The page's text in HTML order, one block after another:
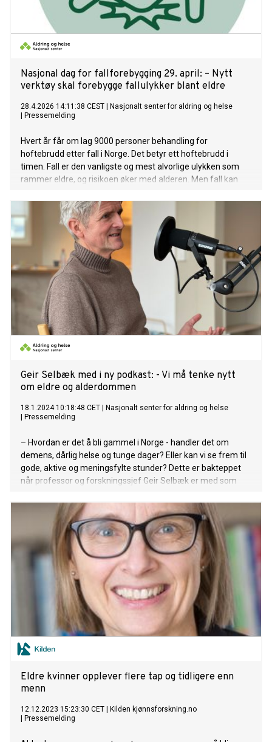
Nasjonal dag for fallforebygging 29. april: – Nytt
verktøy skal forebygge fallulykker blant eldre
28.4.2026 14:11:38 CEST
Nasjonalt senter for aldring og helse
Pressemelding
Hvert år får om lag 9000 personer behandling for
hoftebrudd etter fall i Norge. Det betyr ett hoftebrudd i
timen. Fall er den vanligste og mest alvorlige ulykken som
rammer eldre, og risikoen øker med alderen. Men fall kan
senter for aldring og helse nå det nye verktøyet Kort om fall
og fallforebygging for helse- og omsorgspersonell.
Geir Selbæk med i ny podkast: - Vi må tenke nytt
om eldre og alderdommen
18.1.2024 10:18:48 CET
Nasjonalt senter for aldring og helse
Pressemelding
– Hvordan er det å bli gammel i Norge - handler det om
demens, dårlig helse og tunge dager? Eller kan vi se frem til
gode, aktive og meningsfylte stunder? Dette er bakteppet
når professor og forskningssjef Geir Selbæk er med som
Eldre kvinner opplever flere tap og tidligere enn
menn
12.12.2023 15:23:30 CET
Kilden kjønnsforskning.no
Pressemelding